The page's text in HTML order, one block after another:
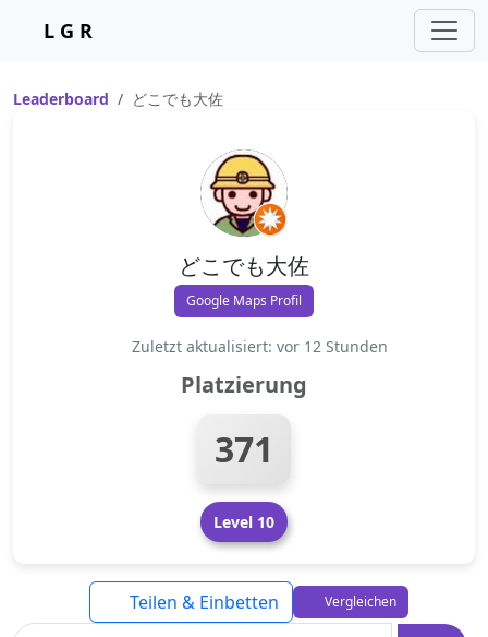
L G R
Leaderboard どこでも大佐
どこでも大佐
Google Maps Profil
Zuletzt aktualisiert: vor 12 Stunden
Platzierung
371
Level 10
Teilen & Einbetten Vergleichen